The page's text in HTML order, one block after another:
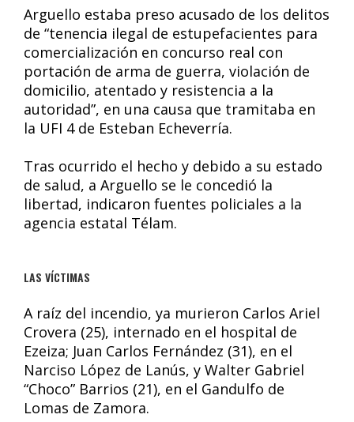
Arguello estaba preso acusado de los delitos
de “tenencia ilegal de estupefacientes para
comercialización en concurso real con
portación de arma de guerra, violación de
domicilio, atentado y resistencia a la
autoridad”, en una causa que tramitaba en
la UFI 4 de Esteban Echeverría.
Tras ocurrido el hecho y debido a su estado
de salud, a Arguello se le concedió la
libertad, indicaron fuentes policiales a la
agencia estatal Télam.
LAS VÍCTIMAS
A raíz del incendio, ya murieron Carlos Ariel
Crovera (25), internado en el hospital de
Ezeiza; Juan Carlos Fernández (31), en el
Narciso López de Lanús, y Walter Gabriel
“Choco” Barrios (21), en el Gandulfo de
Lomas de Zamora.